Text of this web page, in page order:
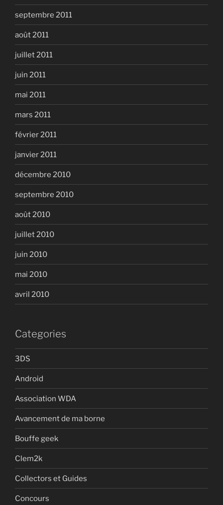
septembre 2011
août 2011
juillet 2011
juin 2011
mai 2011
mars 2011
février 2011
janvier 2011
décembre 2010
septembre 2010
août 2010
juillet 2010
juin 2010
mai 2010
avril 2010
Categories
3DS
Android
Association WDA
Avancement de ma borne
Bouffe geek
Clem2k
Collectors et Guides
Concours